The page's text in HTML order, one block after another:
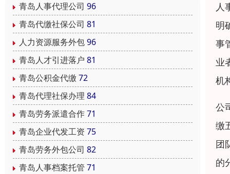
青岛人事代理公司 96
青岛代缴社保公司 81
人力资源服务外包96
青岛人才引进落户 81
青岛公积金代缴72
青岛代理社保办理 84
青岛劳务派遣合作71
青岛企业代发工资 75
青岛劳务外包公司 82
青岛人事档案托管 71
人
明
事
业
机
公
缴
团
的